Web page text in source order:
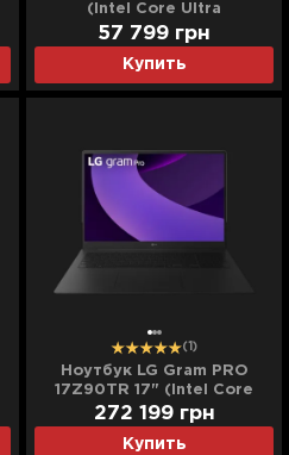
(Intel Core Ultra
7/16GB/512GB (SSD)/Intel
Arc) (17Z90S-G.AAB5U1)
(Standard)
Купить
57 799 грн
(1)
Ноутбук LG Gram PRO
17Z90TR 17" (Intel Core
Ultra 9/32GB/16TB
(SSD)/RTX 5050)
(17Z90TR-E.ADB93U)
Купить
272 199 грн